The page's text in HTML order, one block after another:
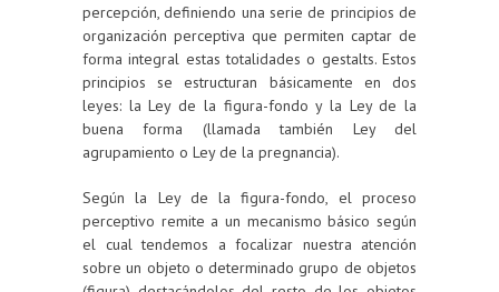
percepción, definiendo una serie de principios de
organización perceptiva que permiten captar de
forma integral estas totalidades o gestalts. Estos
principios se estructuran básicamente en dos
leyes: la Ley de la figura-fondo y la Ley de la
buena forma (llamada también Ley del
agrupamiento o Ley de la pregnancia).
Según la Ley de la figura-fondo, el proceso
perceptivo remite a un mecanismo básico según
el cual tendemos a focalizar nuestra atención
sobre un objeto o determinado grupo de objetos